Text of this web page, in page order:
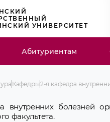
УНИВЕРСИТЕТ
Абитуриентам
Кафедры2-я кафедра
внутренних болезней
факультета.